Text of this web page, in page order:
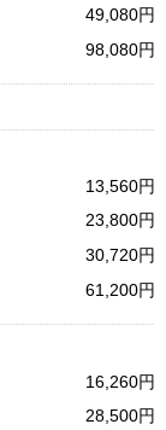
49,080
98,080
13,560
23,800
30,720
61,200
16,260
28,500